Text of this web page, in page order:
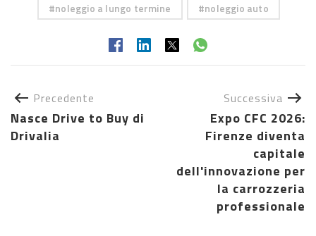
noleggio a lungo termine
noleggio auto
Precedente
Nasce Drive to Buy di
Drivalia
Successiva
Expo CFC 2026:
Firenze diventa
capitale
dell'innovazione per
la carrozzeria
professionale